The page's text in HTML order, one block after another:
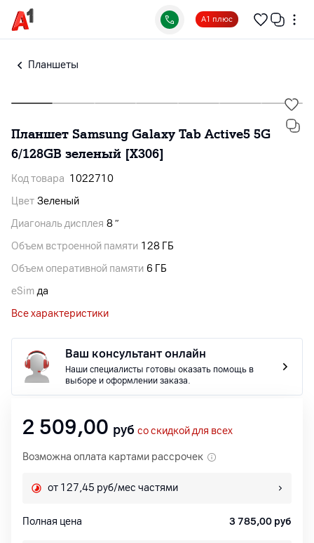
А1 плюс
Планшеты
Планшет Samsung Galaxy Tab Active5 5G
6/128GB зеленый [X306]
Код товара 1022710
Цвет Зеленый
Диагональ дисплея 8 ″
Объем встроенной памяти 128 ГБ
Объем оперативной памяти 6 ГБ
eSim да
Все характеристики
Ваш консультант онлайн
Наши специалисты готовы оказать помощь в
выборе и оформлении заказа.
2 509,00 руб со скидкой для всех
Возможна оплата картами рассрочек
от 127,45 руб/мес частями
Полная цена 3 785,00 руб